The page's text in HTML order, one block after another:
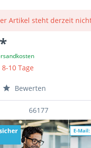
Artikel steht derzeit
10 Tage
Bewerten
66177